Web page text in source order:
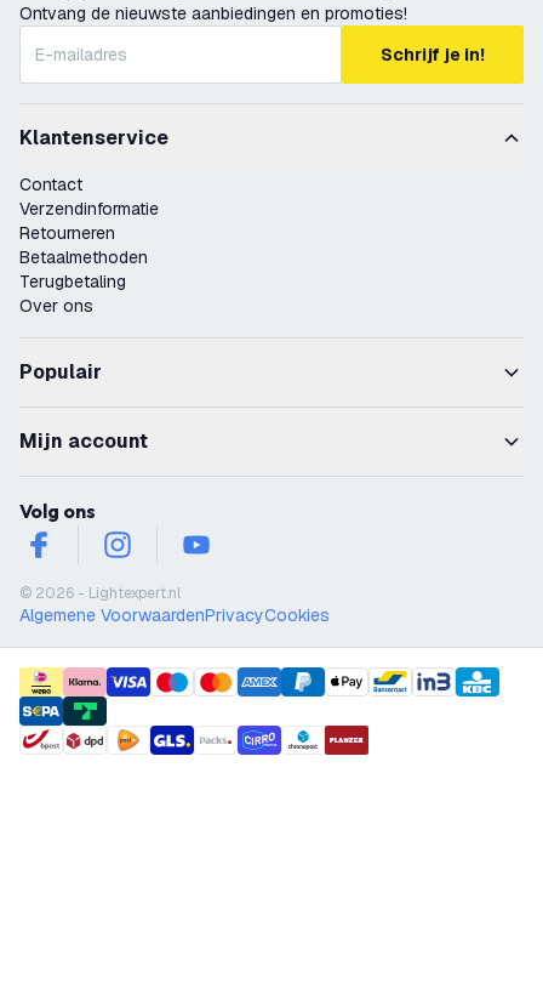
Ontvang de nieuwste aanbiedingen en promoties!
Schrijf je in!
Klantenservice
Contact
Verzendinformatie
Retourneren
Betaalmethoden
Terugbetaling
Over ons
Populair
Mijn account
Volg ons
facebookinstagramyoutube
© 2026 - Lightexpert.nl
Algemene VoorwaardenPrivacyCookies
payment methods
shipment methods